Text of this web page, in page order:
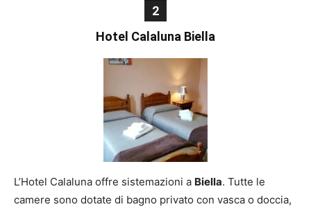
2
Hotel Calaluna Biella
L’Hotel Calaluna offre sistemazioni a Biella. Tutte le
camere sono dotate di bagno privato con vasca o doccia,